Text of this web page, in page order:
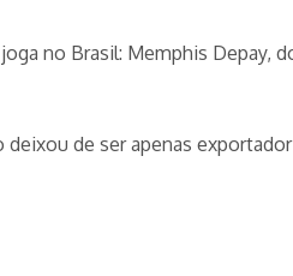
no Brasil: Memphis Depay,
de ser apenas